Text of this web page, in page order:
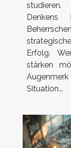
Denkens
Erfolg.
stärken
Situation...